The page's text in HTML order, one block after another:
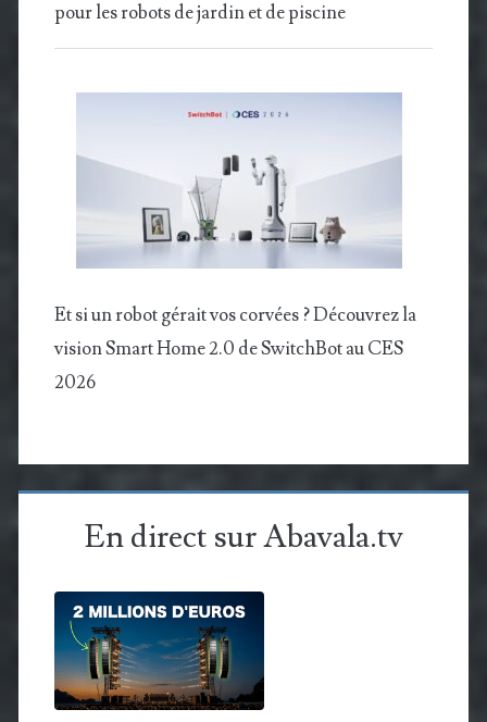
pour les robots de jardin et de piscine
Et si un robot gérait vos corvées ? Découvrez la
vision Smart Home 2.0 de SwitchBot au CES
2026
En direct sur Abavala.tv